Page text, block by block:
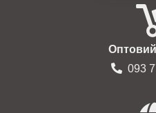
093